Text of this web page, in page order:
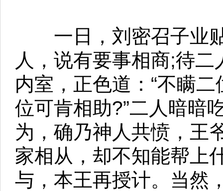
一日，刘密召子业贴
人，说有要事相商;待
内室，正色道：“不瞒
位可肯相助?”二人暗暗
为，确乃神人共愤，王
家相从，却不知能帮上
与，本王再授计。当然